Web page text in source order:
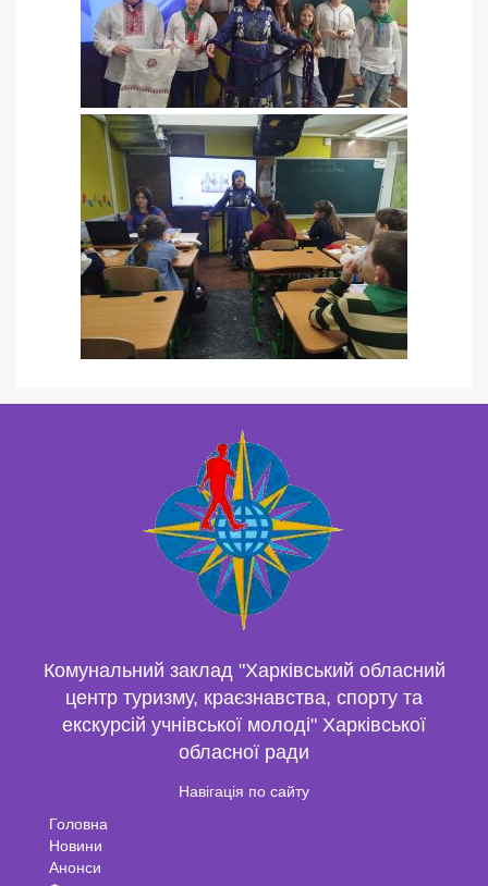
Комунальний заклад "Харківський обласний
центр туризму, краєзнавства, спорту та
екскурсій учнівської молоді" Харківської
обласної ради
Навігація по сайту
Головна
Новини
Анонси